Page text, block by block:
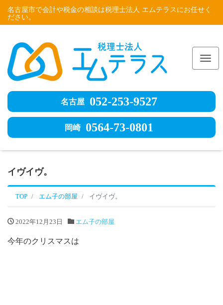
名古屋市で会計や税金の相談は税理士法人 エムテラスにお任せく
ださい。
名古屋 052-253-9527
岡崎 0564-73-0801
イヴイヴ。
TOP エム子の部屋 イヴイヴ。
2022年12月23日 エム子の部屋
今年のクリスマスは